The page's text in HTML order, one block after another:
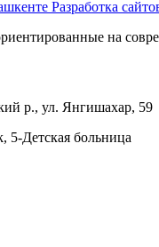
на
р., ул. Янгишахар, 59
5-Детская больница